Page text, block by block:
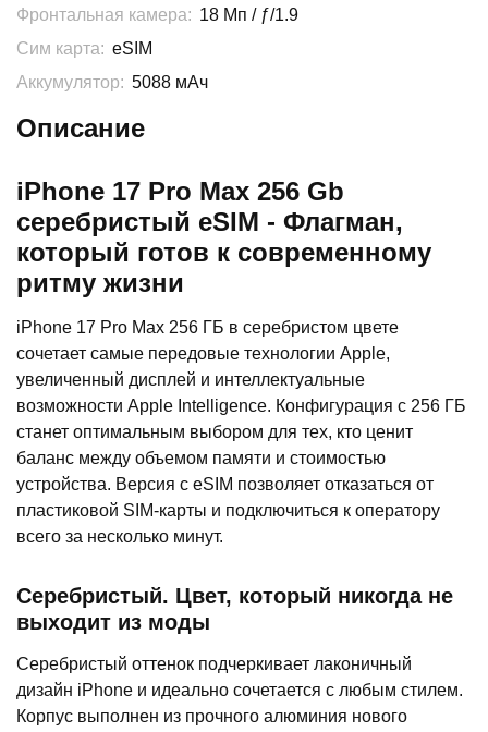
Фронтальная камера: 18 Мп / ƒ/1.9
Сим карта: eSIM
Аккумулятор: 5088 мАч
Описание
iPhone 17 Pro Max 256 Gb
серебристый eSIM - Флагман,
который готов к современному
ритму жизни
iPhone 17 Pro Max 256 ГБ в серебристом цвете
сочетает самые передовые технологии Apple,
увеличенный дисплей и интеллектуальные
возможности Apple Intelligence. Конфигурация с 256 ГБ
станет оптимальным выбором для тех, кто ценит
баланс между объемом памяти и стоимостью
устройства. Версия с eSIM позволяет отказаться от
пластиковой SIM-карты и подключиться к оператору
всего за несколько минут.
Серебристый. Цвет, который никогда не
выходит из моды
Серебристый оттенок подчеркивает лаконичный
дизайн iPhone и идеально сочетается с любым стилем.
Корпус выполнен из прочного алюминия нового